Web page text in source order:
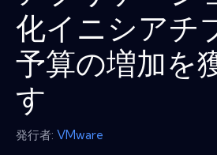
化イニシアチ
予算の増加を
す
発行者: VMware